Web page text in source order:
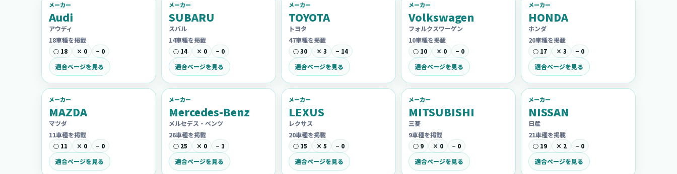
メーカー
Audi
アウディ
18車種を掲載
○ 18 × 0 − 0
適合ページを見る
メーカー
SUBARU
スバル
14車種を掲載
○ 14 × 0 − 0
適合ページを見る
メーカー
TOYOTA
トヨタ
47車種を掲載
○ 30 × 3 − 14
適合ページを見る
メーカー
Volkswagen
フォルクスワーゲン
10車種を掲載
○ 10 × 0 − 0
適合ページを見る
メーカー
HONDA
ホンダ
20車種を掲載
○ 17 × 3 − 0
適合ページを見る
メーカー
MAZDA
マツダ
11車種を掲載
○ 11 × 0 − 0
適合ページを見る
メーカー
Mercedes-Benz
メルセデス・ベンツ
26車種を掲載
○ 25 × 0 − 1
適合ページを見る
メーカー
LEXUS
レクサス
20車種を掲載
○ 15 × 5 − 0
適合ページを見る
メーカー
MITSUBISHI
三菱
9車種を掲載
○ 9 × 0 − 0
適合ページを見る
メーカー
NISSAN
日産
21車種を掲載
○ 19 × 2 − 0
適合ページを見る